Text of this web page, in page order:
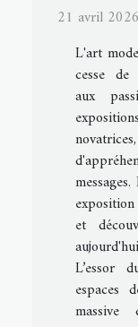
21 avril
L'art
cesse de
aux
et
L’essor
espaces
massive